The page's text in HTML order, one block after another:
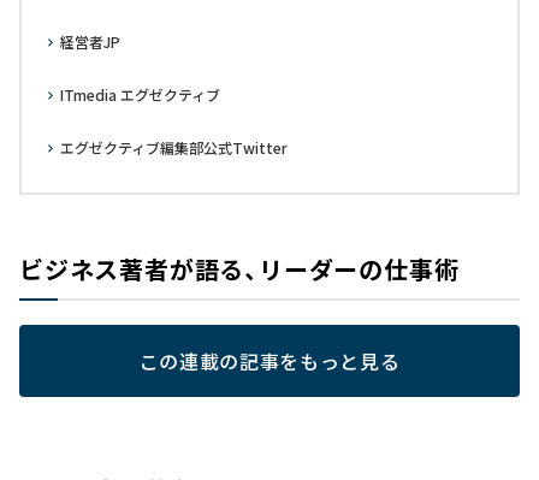
経営者JP
ITmedia エグゼクティブ
エグゼクティブ編集部公式Twitter
ビジネス著者が語る、リーダーの仕事術
この連載の記事をもっと見る